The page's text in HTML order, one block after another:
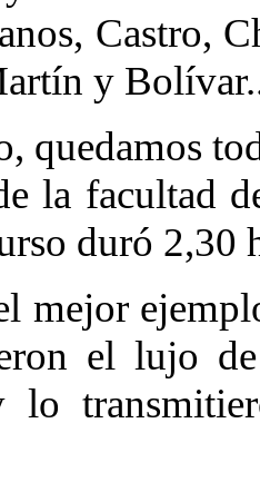
Castro,
y
la facultad
duró 2,30
mejor
el lujo
lo